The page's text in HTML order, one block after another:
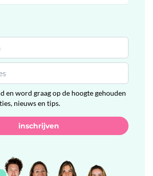
en word graag op de hoogte gehouden
nieuws en tips.